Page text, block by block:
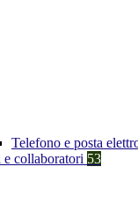
Telefono e posta
e collaboratori 53